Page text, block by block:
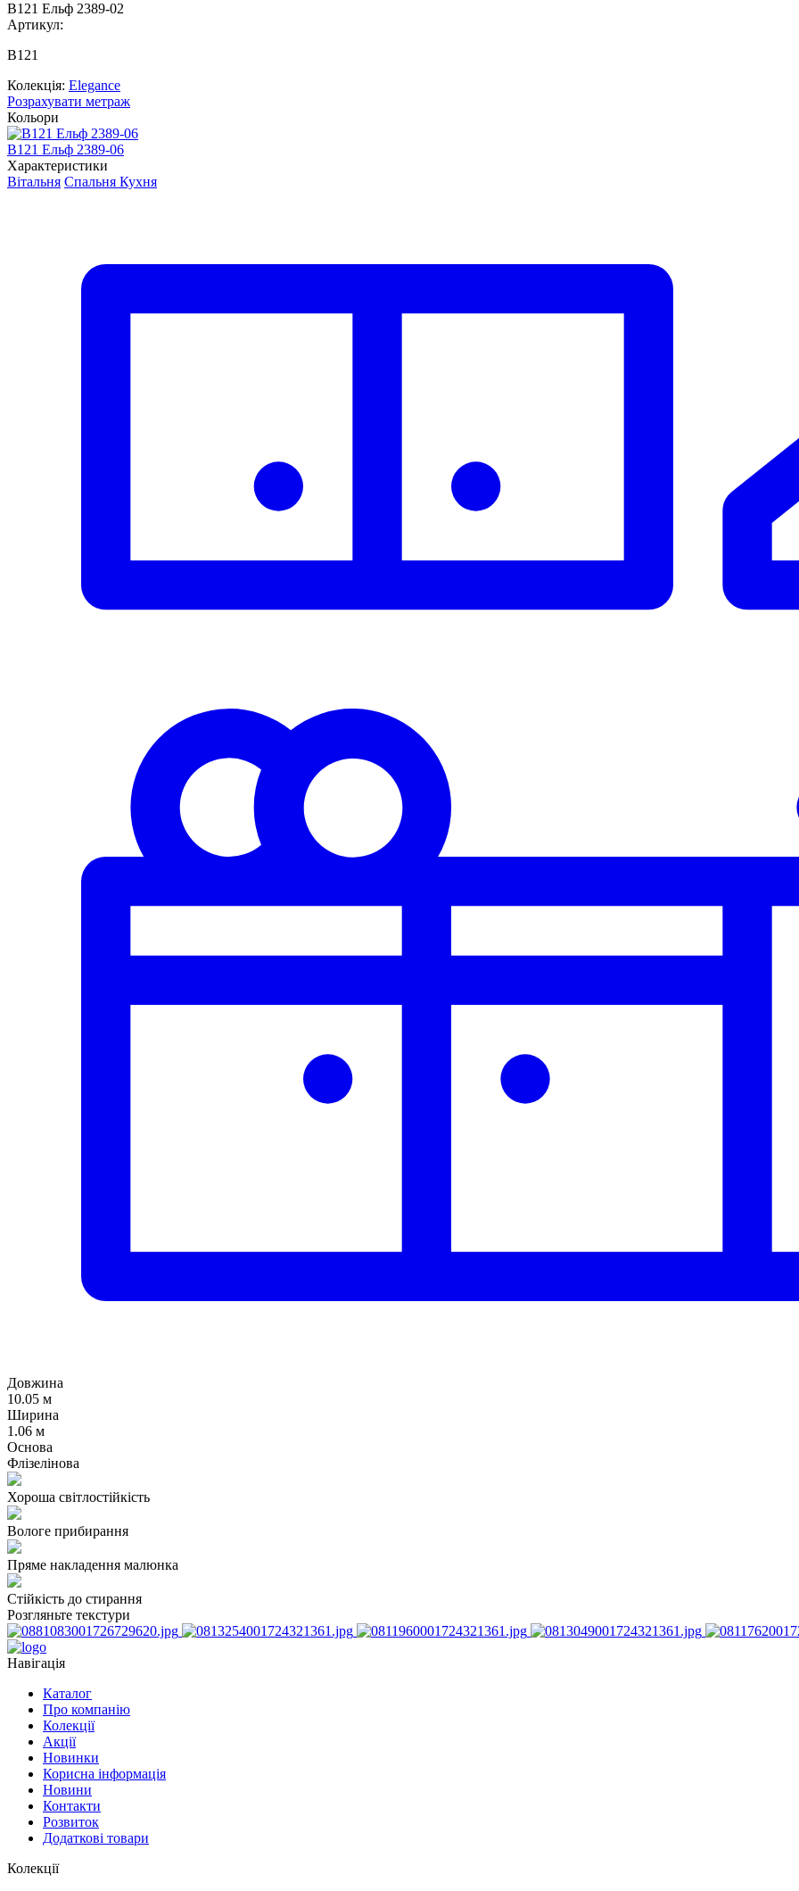
В121 Ельф 2389-02
Артикул:
В121
Колекція: Elegance
Розрахувати метраж
Кольори
В121 Ельф 2389-06
Характеристики
Вітальня Спальня Кухня
Довжина
10.05 м
Ширина
1.06 м
Основа
Флізелінова
Хороша світлостійкість
Вологе прибирання
Пряме накладення малюнка
Стійкість до стирання
Розгляньте текстури
Навігація
Каталог
Про компанію
Колекції
Акції
Новинки
Корисна інформація
Новини
Контакти
Розвиток
Додаткові товари
Колекції